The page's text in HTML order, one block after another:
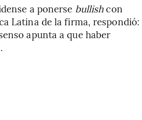
a ponerse bullishcon
Latina de la firma, respondió:
apunta a que haber